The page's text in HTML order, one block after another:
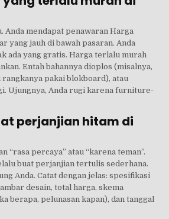
Anda mendapat penawaran Harga
yang jauh di bawah pasaran. Anda
ada yang gratis. Harga terlalu murah
Entah bahannya dioplos (misalnya,
pakai blokboard), atau
Ujungnya, Anda rugi karena furniture-
perjanjian hitam di
“rasa percaya” atau “karena teman”.
buat perjanjian tertulis sederhana.
Anda. Catat dengan jelas: spesifikasi
desain, total harga, skema
berapa, pelunasan kapan), dan tanggal